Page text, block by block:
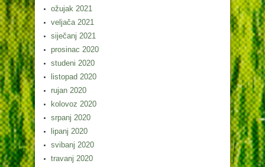
ožujak 2021
veljača 2021
siječanj 2021
prosinac 2020
studeni 2020
listopad 2020
rujan 2020
kolovoz 2020
srpanj 2020
lipanj 2020
svibanj 2020
travanj 2020